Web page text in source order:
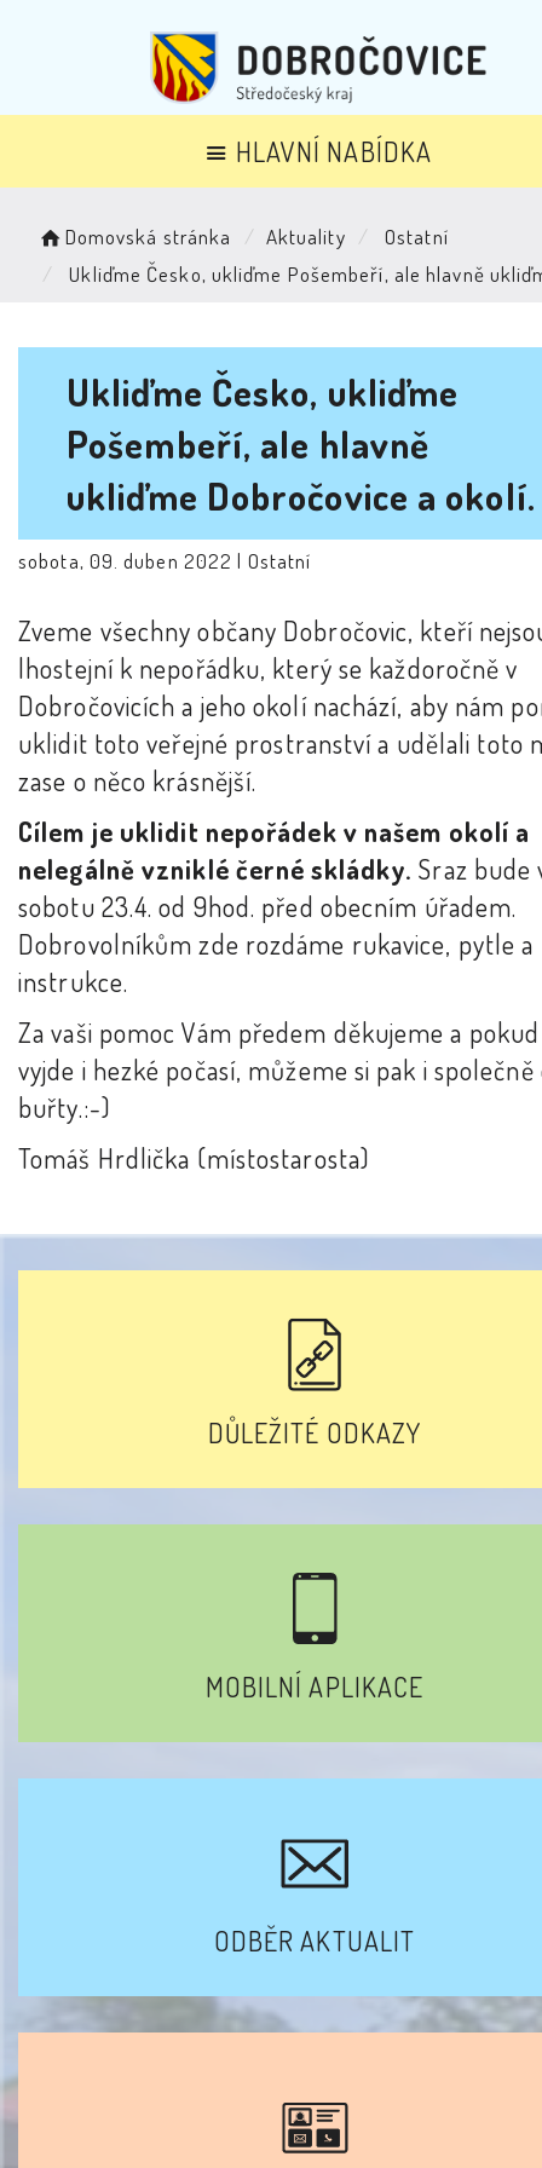
HLAVNÍ NABÍDKA
Domovská stránka Aktuality
Ostatní
Ukliďme Česko, ukliďme Pošembeří, ale hlavně
Ukliďme Česko, ukliďme
Pošembeří, ale hlavně
ukliďme Dobročovice a okolí.
sobota, 09. duben 2022 | Ostatní
Zveme všechny občany Dobročovic, kteří
lhostejní k nepořádku, který se každoročně v
Dobročovicích a jeho okolí nachází, aby nám
uklidit toto veřejné prostranství a udělali toto
zase o něco krásnější.
Cílem je uklidit nepořádek v našem okolí a
nelegálně vzniklé černé skládky. Sraz bude
sobotu 23.4. od 9hod. před obecním úřadem.
Dobrovolníkům zde rozdáme rukavice, pytle a
instrukce.
Za vaši pomoc Vám předem děkujeme a
vyjde i hezké počasí, můžeme si pak i
buřty.:-)
Tomáš Hrdlička (místostarosta)
DŮLEŽITÉ ODKAZY
MOBILNÍ APLIKACE
ODBĚR AKTUALIT